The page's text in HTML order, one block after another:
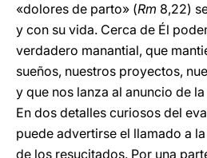
«dolores de parto» (Rm 8,22)
y con su vida. Cerca de Él
verdadero manantial, que
sueños, nuestros proyectos,
y que nos lanza al anuncio de
En dos detalles curiosos del
puede advertirse el llamado a
de los resucitados. Por una